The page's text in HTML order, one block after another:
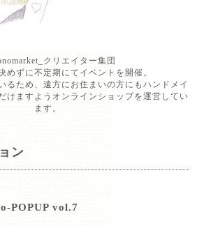
クリエイター集団
めずに不定期にてイベントを開催。
るため、遠方にお住まいの方にもハンドメイ
けますようオンラインショップを運営してい
ます。
ン
POPUP vol.7